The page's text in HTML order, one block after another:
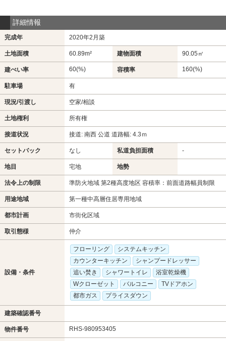
詳細情報
完成年 2020年2月築
土地面積 60.89m² 建物面積 90.05㎡
建ぺい率 60(%) 容積率 160(%)
駐車場 有
現況/引渡し 空家/相談
土地権利 所有権
接道状況 接道: 南西 公道 道路幅: 4.3ｍ
セットバック なし 私道負担面積 -
地目 宅地 地勢
法令上の制限 準防火地域 第2種高度地区 容積率：前面道路幅員制限
用途地域 第一種中高層住居専用地域
都市計画 市街化区域
取引態様 仲介
設備・条件
フローリング
システムキッチン
カウンターキッチン
シャンプードレッサー
追い焚き
シャワートイレ
浴室乾燥機
Wクローゼット
バルコニー
TVドアホン
都市ガス
プライスダウン
建築確認番号
物件番号 RHS-980953405